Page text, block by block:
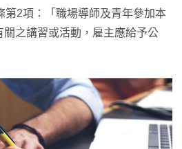
第2項：「職場導師及青年參加本
之講習或活動，雇主應給予公